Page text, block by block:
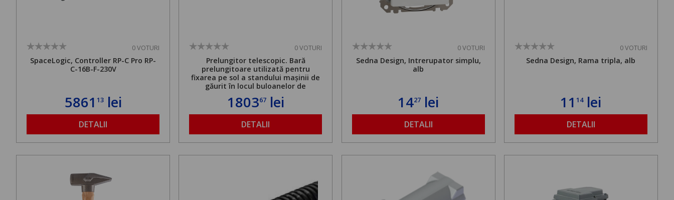
0 VOTURI
SpaceLogic, Controller RP-C Pro RP-
C-16B-F-230V
5861 13lei
DETALII
0 VOTURI
Prelungitor telescopic. Bară
prelungitoare utilizată pentru
fixarea pe sol a standului mașinii de
găurit în locul buloanelor de
ancorare. Greutate maximă admisă
de 500 kg și înălțime reglabilă de la
180367lei
DETALII
0 VOTURI
Sedna Design, Intrerupator simplu,
alb
1427 lei
DETALII
0 VOTURI
Sedna Design, Rama tripla, alb
1114lei
DETALII